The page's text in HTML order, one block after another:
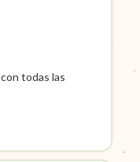
con todas las